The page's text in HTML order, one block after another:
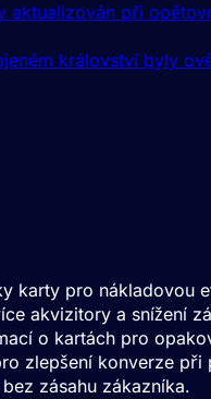
aktualizován při
království byly
karty pro nákladovou
akvizitory a snížení
o kartách pro
zlepšení konverze při
zásahu zákazníka.